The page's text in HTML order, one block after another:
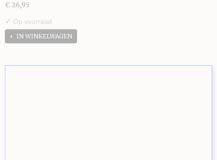
€ 26,95
✓ Op voorraad
IN WINKELWAGEN